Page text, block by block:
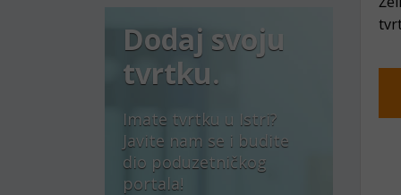
Dodaj svoju
tvrtku.
Imate tvrtku u Istri?
Javite nam se i budite
dio poduzetničkog
portala!